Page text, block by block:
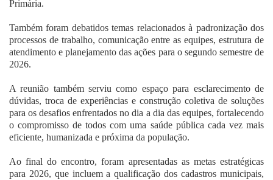
Primária.
Também foram debatidos temas relacionados à padronização dos
processos de trabalho, comunicação entre as equipes, estrutura de
atendimento e planejamento das ações para o segundo semestre de
2026.
A reunião também serviu como espaço para esclarecimento de
dúvidas, troca de experiências e construção coletiva de soluções
para os desafios enfrentados no dia a dia das equipes, fortalecendo
o compromisso de todos com uma saúde pública cada vez mais
eficiente, humanizada e próxima da população.
Ao final do encontro, foram apresentadas as metas estratégicas
para 2026, que incluem a qualificação dos cadastros municipais,